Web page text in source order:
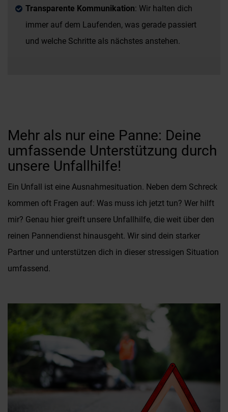
Transparente Kommunikation: Wir halten dich
immer auf dem Laufenden, was gerade passiert
und welche Schritte als nächstes anstehen.
Mehr als nur eine Panne: Deine
umfassende Unterstützung durch
unsere Unfallhilfe!
Ein Unfall ist eine Ausnahmesituation. Neben dem Schreck
kommen oft Fragen auf: Was muss ich jetzt tun? Wer hilft
mir? Genau hier greift unsere Unfallhilfe, die weit über den
reinen Pannendienst hinausgeht. Wir sind dein starker
Partner und unterstützen dich in dieser stressigen Situation
umfassend.